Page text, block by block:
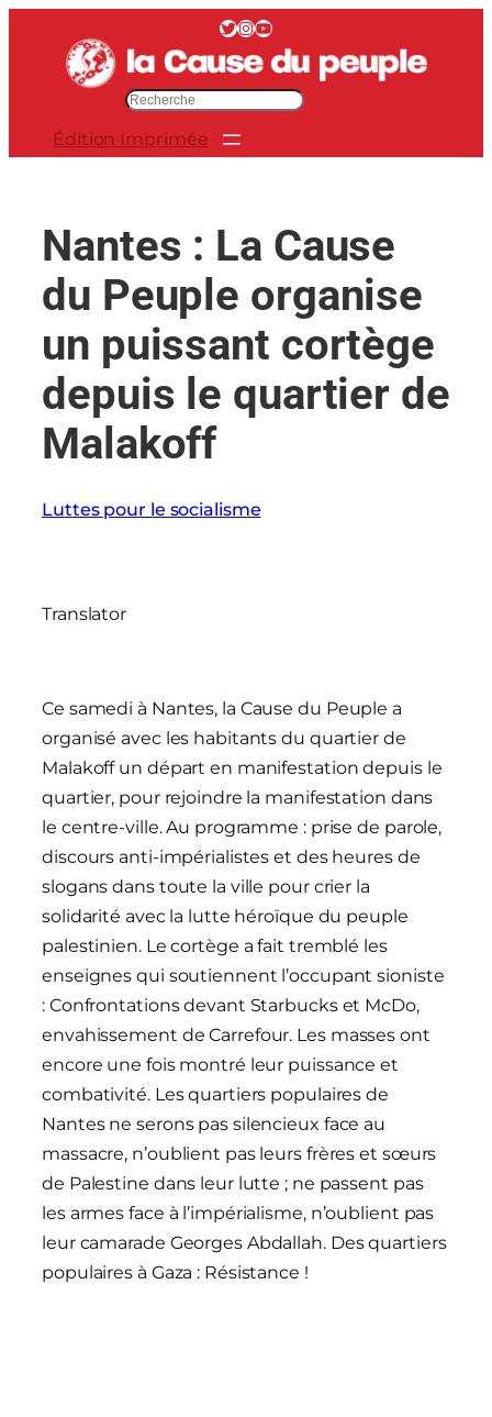
contenu
Twitter InstagramYouTube
e
Édition Imprimée
Nantes : La Cause
du Peuple organise
un puissant cortège
depuis le quartier de
Malakoff
Luttes pour le socialisme
Translator
Ce samedi à Nantes, la Cause du Peuple a
organisé avec les habitants du quartier de
Malakoff un départ en manifestation depuis le
quartier, pour rejoindre la manifestation dans
le centre-ville. Au programme : prise de parole,
discours anti-impérialistes et des heures de
slogans dans toute la ville pour crier la
solidarité avec la lutte héroïque du peuple
palestinien. Le cortège a fait tremblé les
enseignes qui soutiennent l’occupant sioniste
: Confrontations devant Starbucks et McDo,
envahissement de Carrefour. Les masses ont
encore une fois montré leur puissance et
combativité. Les quartiers populaires de
Nantes ne serons pas silencieux face au
massacre, n’oublient pas leurs frères et sœurs
de Palestine dans leur lutte ; ne passent pas
les armes face à l’impérialisme, n’oublient pas
leur camarade Georges Abdallah. Des quartiers
populaires à Gaza : Résistance !